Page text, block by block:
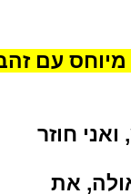
עם
חוזר
את